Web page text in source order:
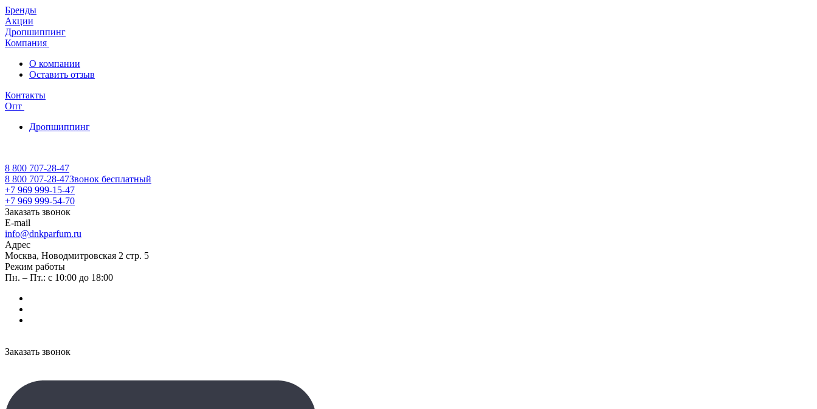
Бренды
Акции
Дропшиппинг
Компания
О компании
Оставить отзыв
Контакты
Опт
Дропшиппинг
8 800 707-28-47
8 800 707-28-47Звонок бесплатный
+7 969 999-15-47
+7 969 999-54-70
Заказать звонок
E-mail
info@dnkparfum.ru
Адрес
Москва, Новодмитровская 2 стр. 5
Режим работы
Пн. – Пт.: с 10:00 до 18:00
Заказать звонок